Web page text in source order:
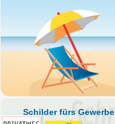
Schilder fürs Gewerbe